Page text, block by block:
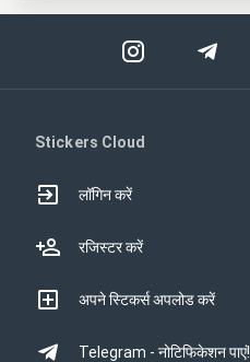
Stickers Cloud
लॉगिन करें
रजिस्टर करें
अपने स्टिकर्स अपलोड करें
Telegram - नोटिफिकेशन पाएं!